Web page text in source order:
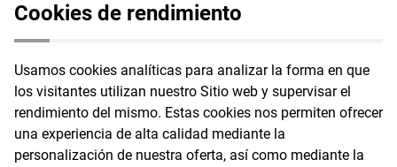
Cookies de rendimiento
Usamos cookies analíticas para analizar la forma en que
los visitantes utilizan nuestro Sitio web y supervisar el
rendimiento del mismo. Estas cookies nos permiten ofrecer
una experiencia de alta calidad mediante la
personalización de nuestra oferta, así como mediante la